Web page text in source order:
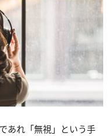
あれ「無視」という手